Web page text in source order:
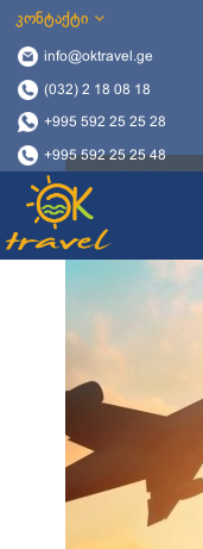
კონტაქტი
info@oktravel.ge
(032) 2 18 08 18
+995 592 25 25 28
+995 592 25 25 48